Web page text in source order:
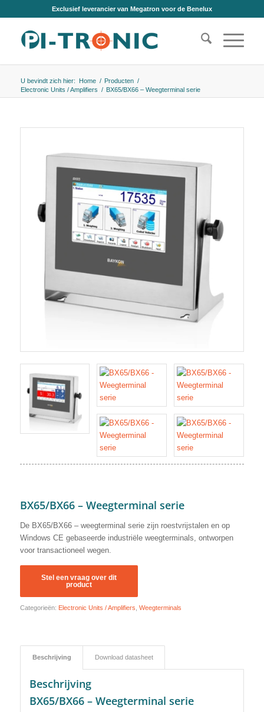
Exclusief leverancier van Megatron voor de Benelux
U bevindt zich hier: Home / Producten /
Electronic Units / Amplifiers / BX65/BX66 – Weegterminal serie
BX65/BX66 – Weegterminal serie
De BX65/BX66 – weegterminal serie zijn roestvrijstalen en op
Windows CE gebaseerde industriële weegterminals, ontworpen
voor transactioneel wegen.
Categorieën: Electronic Units / Amplifiers Weegterminals
Beschrijving Download datasheet
Beschrijving
BX65/BX66 – Weegterminal serie